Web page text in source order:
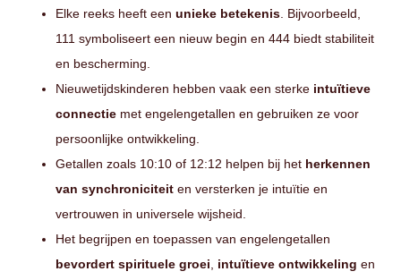
Elke reeks heeft een unieke betekenis . Bijvoorbeeld,
111 symboliseert een nieuw begin en 444 biedt stabiliteit
en bescherming.
Nieuwetijdskinderen hebben vaak een sterke intuïtieve
connectie met engelengetallen en gebruiken ze voor
persoonlijke ontwikkeling.
Getallen zoals 10:10 of 12:12 helpen bij het herkennen
van synchroniciteit en versterken je intuïtie en
vertrouwen in universele wijsheid.
Het begrijpen en toepassen van engelengetallen
bevordert spirituele groei
intuïtieve ontwikkeling en